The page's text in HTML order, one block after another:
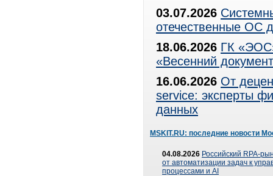
03.07.2026
отечественные ОС
18.06.2026 ГК
«Весенний
16.06.2026 От
service: эксперты
данных
MSKIT.RU: последние новости
04.08.2026 Российский RPA-
от автоматизации задач к
процессами и AI